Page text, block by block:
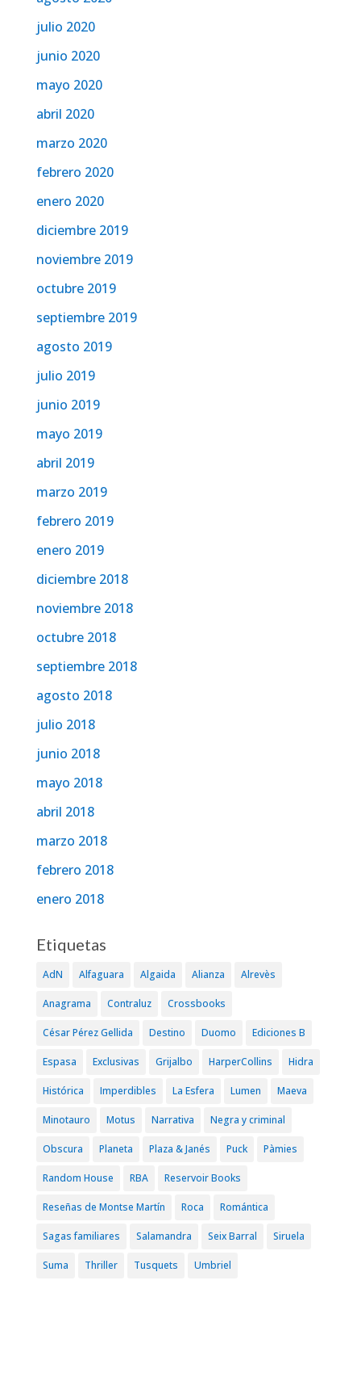
julio 2020
junio 2020
mayo 2020
abril 2020
marzo 2020
febrero 2020
enero 2020
diciembre 2019
noviembre 2019
octubre 2019
septiembre 2019
agosto 2019
julio 2019
junio 2019
mayo 2019
abril 2019
marzo 2019
febrero 2019
enero 2019
diciembre 2018
noviembre 2018
octubre 2018
septiembre 2018
agosto 2018
julio 2018
junio 2018
mayo 2018
abril 2018
marzo 2018
febrero 2018
enero 2018
Etiquetas
AdN Alfaguara Algaida Alianza Alrevès
Anagrama Contraluz Crossbooks
César Pérez Gellida Destino Duomo Ediciones B
Espasa Exclusivas Grijalbo HarperCollins Hidra
Histórica Imperdibles La Esfera Lumen Maeva
Minotauro Motus Narrativa Negra y criminal
Obscura Planeta Plaza & Janés Puck Pàmies
Random House RBA Reservoir Books
Reseñas de Montse Martín Roca Romántica
Sagas familiares Salamandra Seix Barral Siruela
Suma Thriller Tusquets Umbriel